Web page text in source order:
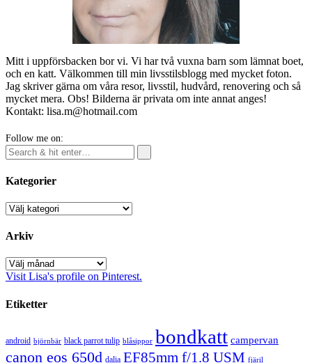
Mitt i uppförsbacken bor vi. Vi har två vuxna barn som lämnat boet,
och en katt. Välkommen till min livsstilsblogg med mycket foton.
Jag skriver gärna om våra resor, livsstil, hudvård, renovering och så
mycket mera. Obs! Bilderna är privata om inte annat anges!
Kontakt: lisa.m@hotmail.com
Follow me on:
Kategorier
Kategorier
Arkiv
Arkiv
Visit Lisa's profile on Pinterest.
Etiketter
android björnbär black parrot tulip blåsippor bondkatt campervan
canon eos 650d dalia EF85mm f/1.8 USM fjäril